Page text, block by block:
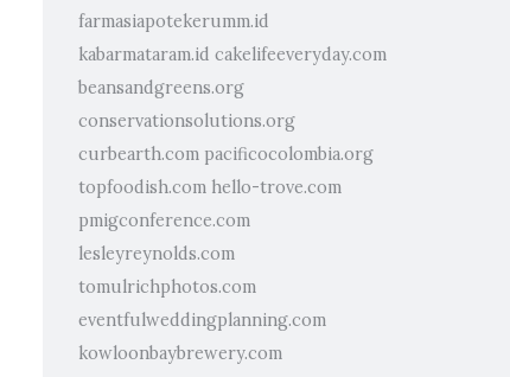
farmasiapotekerumm.id
kabarmataram.id cakelifeeveryday.com
beansandgreens.org
conservationsolutions.org
curbearth.com pacificocolombia.org
topfoodish.com hello-trove.com
pmigconference.com
lesleyreynolds.com
tomulrichphotos.com
eventfulweddingplanning.com
kowloonbaybrewery.com